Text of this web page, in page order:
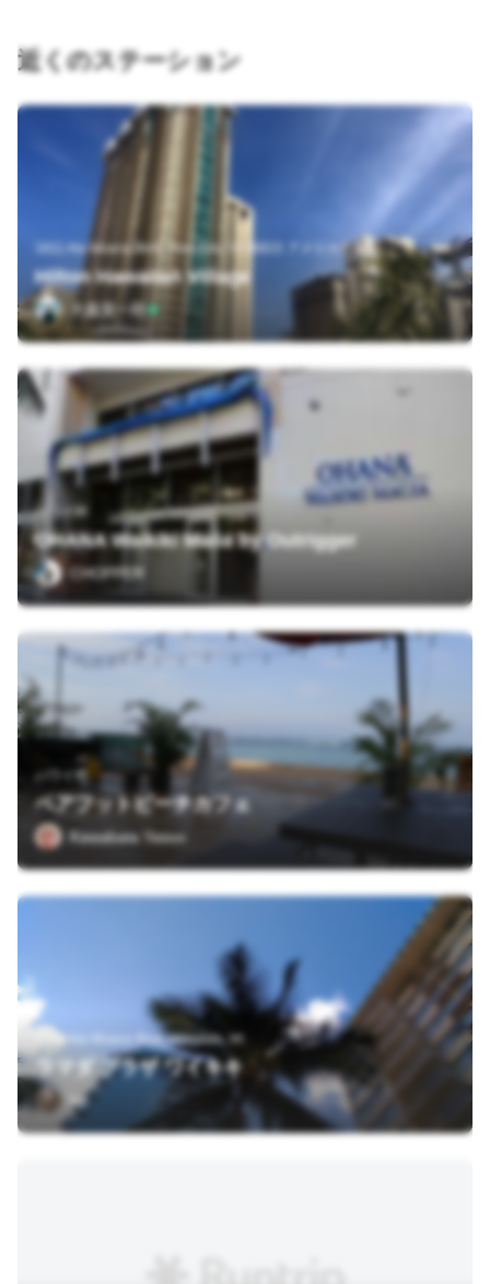
近くのステーション
1811 Ala Moana Blvd, Honolulu, HI 96815 アメリカ合衆国
Hilton Hawaiian Village
大森英一郎
ハワイ州
OHANA Waikiki Malia by Outrigger
CHOPPER
ハワイ州
ベアフットビーチカフェ
Kawabata Yasuo
1830 Ala Moana Blvd, Honolulu, HI
ラマダ プラザ ワイキキ
hy